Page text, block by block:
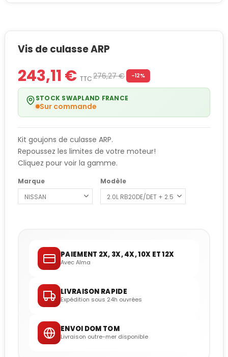
Vis de culasse ARP
243,11 € TTC276,27 € -12%
STOCK SWAPLAND FRANCE
Sur commande
Kit goujons de culasse ARP.
Repoussez les limites de votre moteur!
Cliquez pour voir la gamme.
Marque Modèle
PAIEMENT 2X, 3X, 4X, 10X ET 12X
Avec Alma
LIVRAISON RAPIDE
Expédition sous 24h ouvrées
ENVOI DOM TOM
Livraison outre-mer disponible